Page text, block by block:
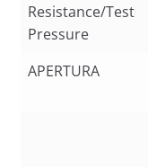
Resistance/Test
Pressure
APERTURA